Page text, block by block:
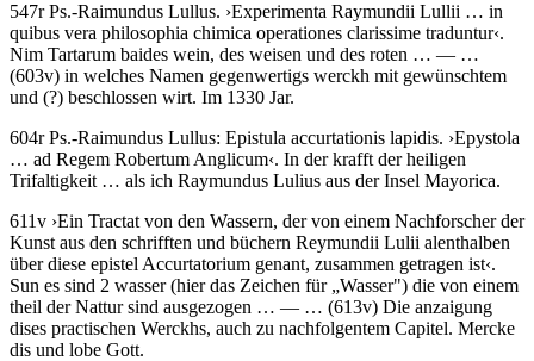
547rPs.-Raimundus Lullus. ›Experimenta Raymundii Lullii … in
quibus vera philosophia chimica operationes clarissime traduntur‹.
Nim Tartarum baides wein, des weisen und des roten … — …
(603v) in welches Namen gegenwertigs werckh mit gewünschtem
und (?) beschlossen wirt. Im 1330 Jar.
604rPs.-Raimundus Lullus: Epistula accurtationis lapidis. ›Epystola
… ad Regem Robertum Anglicum‹. In der krafft der heiligen
Trifaltigkeit … als ich Raymundus Lulius aus der Insel Mayorica.
611v ›Ein Tractat von den Wassern, der von einem Nachforscher der
Kunst aus den schrifften und büchern Reymundii Lulii alenthalben
über diese epistel Accurtatorium genant, zusammen getragen ist‹.
Sun es sind 2 wasser (hier das Zeichen für „Wasser") die von einem
theil der Nattur sind ausgezogen … — … (613v) Die anzaigung
dises practischen Werckhs, auch zu nachfolgentem Capitel. Mercke
dis und lobe Gott.